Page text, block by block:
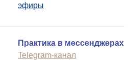
эфиры
Практика в мессенджерах
Telegram-канал